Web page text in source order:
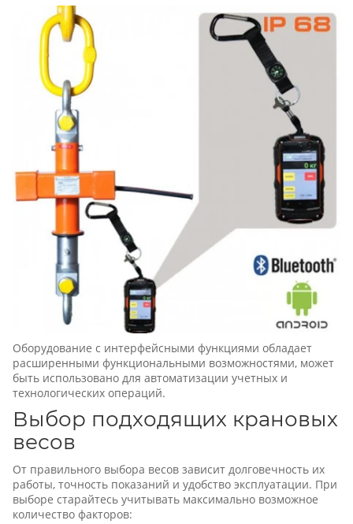
Оборудование с интерфейсными функциями обладает
расширенными функциональными возможностями, может
быть использовано для автоматизации учетных и
технологических операций.
Выбор подходящих крановых
весов
От правильного выбора весов зависит долговечность их
работы, точность показаний и удобство эксплуатации. При
выборе старайтесь учитывать максимально возможное
количество факторов: